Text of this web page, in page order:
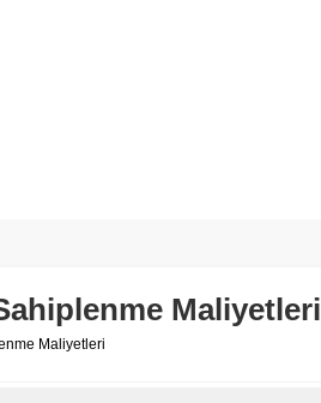
Maliyetleri
Maliyetleri